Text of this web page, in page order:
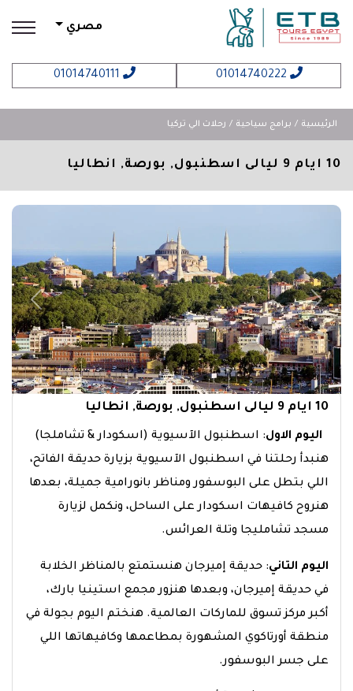
مصري
الرئيسية برامج سياحية رحلات الي تركيا
10 ايام 9 ليالى اسطنبول, بورصة, انطاليا
Next
10 ايام 9 ليالى اسطنبول, بورصة, انطاليا
اليوم الاول: اسطنبول الآسيوية (اسكودار & تشاملجا)
هنبدأ رحلتنا في اسطنبول الآسيوية بزيارة حديقة الفاتح،
اللي بتطل على البوسفور ومناظر بانورامية جميلة، بعدها
هنروح كافيهات اسكودار على الساحل، ونكمل لزيارة
مسجد تشامليجا وتلة العرائس.
اليوم التاني: حديقة إميرجان هنستمتع بالمناظر الخلابة
في حديقة إميرجان، وبعدها هنزور مجمع استينيا بارك،
أكبر مركز تسوق للماركات العالمية. هنختم اليوم بجولة في
منطقة أورتاكوي المشهورة بمطاعمها وكافيهاتها اللي
على جسر البوسفور.